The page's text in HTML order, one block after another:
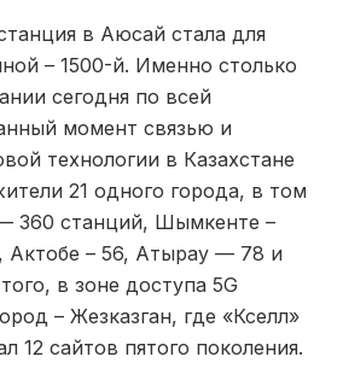
в Аюсай стала для
– 1500-й. Именно столько
сегодня по всей
момент связью и
технологии в Казахстане
21 одного города, в том
360 станций, Шымкенте –
Актобе – 56, Атырау — 78 и
в зоне доступа 5G
– Жезказган, где «Кселл»
12 сайтов пятого поколения.